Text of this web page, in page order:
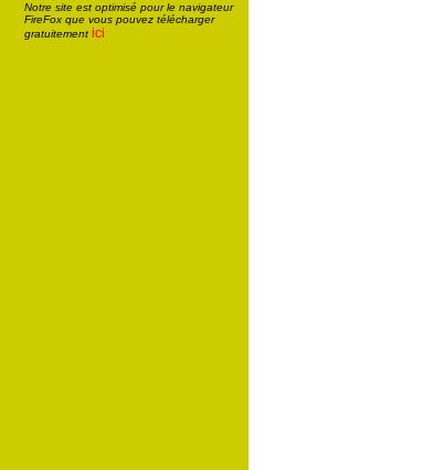
Notre site est optimisé pour le navigateur
FireFox que vous pouvez télécharger
gratuitement ici